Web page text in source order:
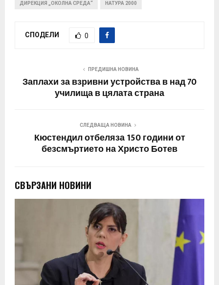
ДИРЕКЦИЯ „ОКОЛНА СРЕДА“ НАТУРА 2000
СПОДЕЛИ 0
ПРЕДИШНА НОВИНА
Заплахи за взривни устройства в над 70
училища в цялата страна
СЛЕДВАЩА НОВИНА
Кюстендил отбеляза 150 години от
безсмъртието на Христо Ботев
СВЪРЗАНИ НОВИНИ